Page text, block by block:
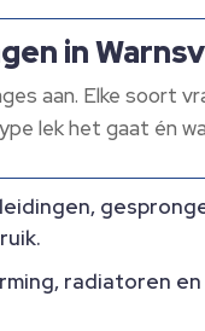
in
aan. Elke soort
lek het gaat én
radiatoren